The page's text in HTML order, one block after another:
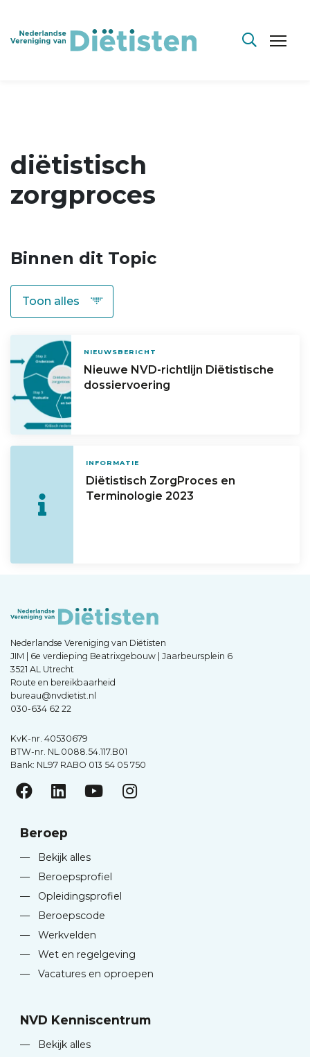
diëtistisch
zorgproces
Binnen dit Topic
NIEUWSBERICHT
Nieuwe NVD-richtlijn Diëtistische
dossiervoering
INFORMATIE
Diëtistisch ZorgProces en
Terminologie 2023
Nederlandse Vereniging van Diëtisten
JIM | 6e verdieping Beatrixgebouw | Jaarbeursplein 6
3521 AL Utrecht
Route en bereikbaarheid
bureau@nvdietist.nl
030-634 62 22
KvK-nr. 40530679
BTW-nr. NL.0088.54.117.B01
Bank: NL97 RABO 013 54 05 750
Beroep
—
Bekijk alles
—
Beroepsprofiel
—
Opleidingsprofiel
—
Beroepscode
—
Werkvelden
—
Wet en regelgeving
—
Vacatures en oproepen
NVD Kenniscentrum
—
Bekijk alles